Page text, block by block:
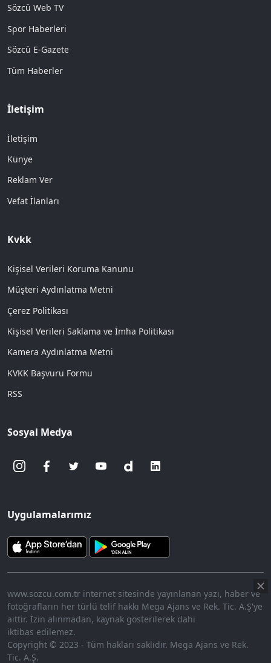
Sözcü Web TV
Spor Haberleri
Sözcü E-Gazete
Tüm Haberler
İletişim
İletişim
Künye
Reklam Ver
Vefat İlanları
Kvkk
Kişisel Verileri Koruma Kanunu
Müşteri Aydınlatma Metni
Çerez Politikası
Kişisel Verileri Saklama ve İmha Politikası
Kamera Aydınlatma Metni
KVKK Başvuru Formu
RSS
Sosyal Medya
Uygulamalarımız
www.sozcu.com.tr internet sitesinde yayınlanan yazı, haber ve
fotoğrafların her türlü telif hakkı Mega Ajans ve Rek. Tic. A.Ş'ye
aittir. İzin alınmadan, kaynak gösterilerek dahi
iktibas edilemez.
Copyright © 2023 - Tüm hakları saklıdır. Mega Ajans ve Rek.
Tic. A.Ş.